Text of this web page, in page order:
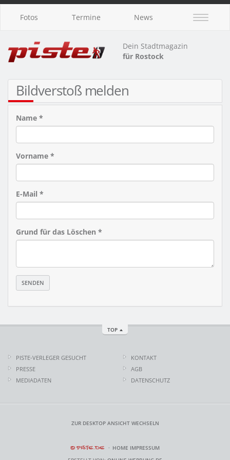
Fotos Termine News
Dein Stadtmagazin
für Rostock
Bildverstoß melden
Name *
Vorname *
E-Mail *
Grund für das Löschen *
TOP
PISTE-VERLEGER GESUCHT
PRESSE
MEDIADATEN
KONTAKT
AGB
DATENSCHUTZ
ZUR DESKTOP ANSICHT WECHSELN
© PISTE.DE HOME IMPRESSUM